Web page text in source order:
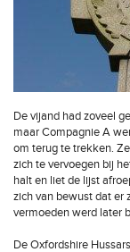
De vijand had zoveel
maar Compagnie A
om terug te trekken.
zich te vervoegen bij
halt en liet de lijst
zich van bewust dat er
vermoeden werd later
De Oxfordshire